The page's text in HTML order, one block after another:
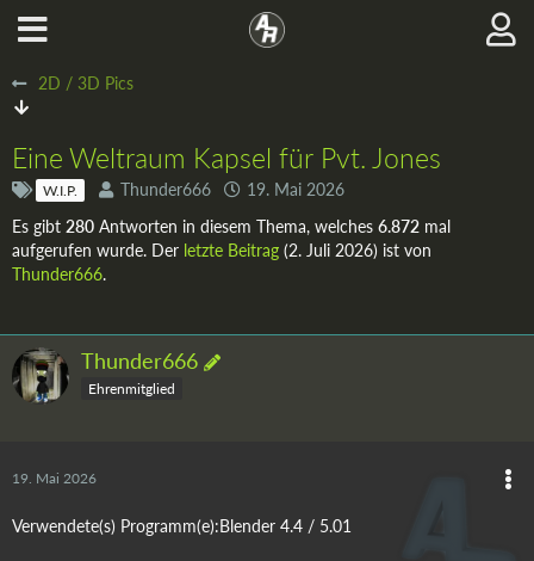
2D / 3D Pics
Eine Weltraum Kapsel für Pvt. Jones
W.I.P. Thunder666
19. Mai 2026
Es gibt 280 Antworten in diesem Thema, welches 6.872 mal
aufgerufen wurde. Der letzte Beitrag (2. Juli 2026) ist von
Thunder666.
Thunder666
Ehrenmitglied
19. Mai 2026
Verwendete(s) Programm(e):Blender 4.4 / 5.01